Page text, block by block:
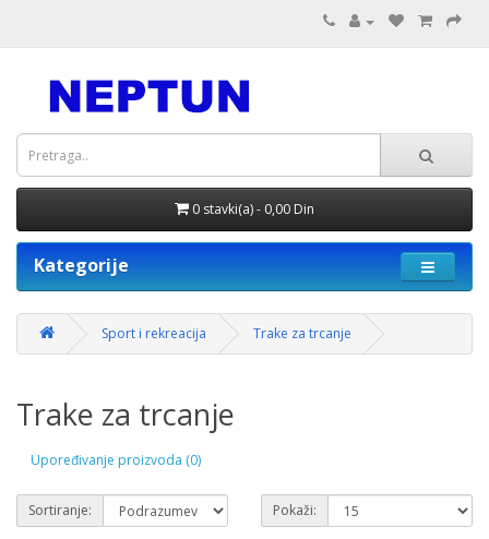
0 stavki(a) - 0,00 Din
Kategorije
Sport i rekreacija Trake za trcanje
Trake za trcanje
Upoređivanje proizvoda (0)
Sortiranje: Pokaži: